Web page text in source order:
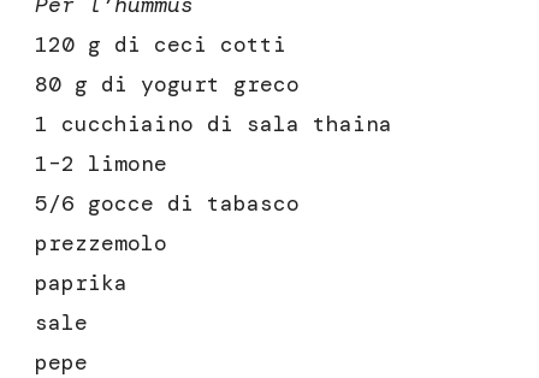
120 g di ceci cotti
80 g di yogurt greco
1 cucchiaino di sala thaina
1⁄2 limone
5/6 gocce di tabasco
prezzemolo
paprika
sale
pepe